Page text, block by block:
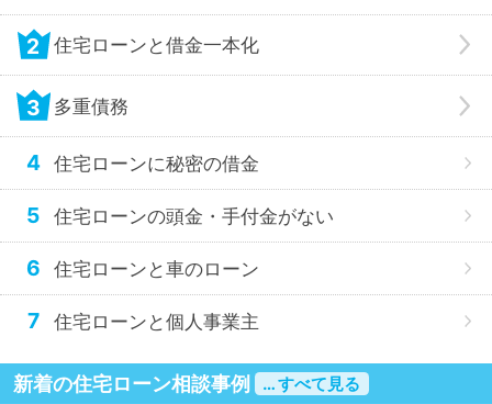
2 住宅ローンと借金一本化
3 多重債務
4 住宅ローンに秘密の借金
5 住宅ローンの頭金・手付金がない
6 住宅ローンと車のローン
7 住宅ローンと個人事業主
新着の住宅ローン相談事例 … すべて見る